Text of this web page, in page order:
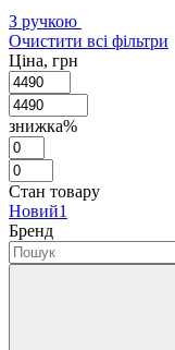
З ручкою
Очистити всі фільтри
Ціна, грн
знижка%
Стан товару
Новий1
Бренд